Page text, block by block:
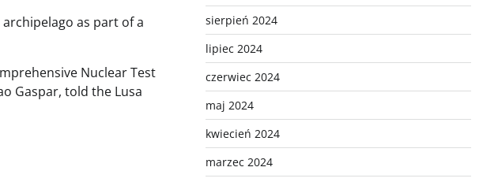
as part of a
Nuclear Test
Gaspar, told the Lusa
sierpień 2024
lipiec 2024
czerwiec 2024
maj 2024
kwiecień 2024
marzec 2024